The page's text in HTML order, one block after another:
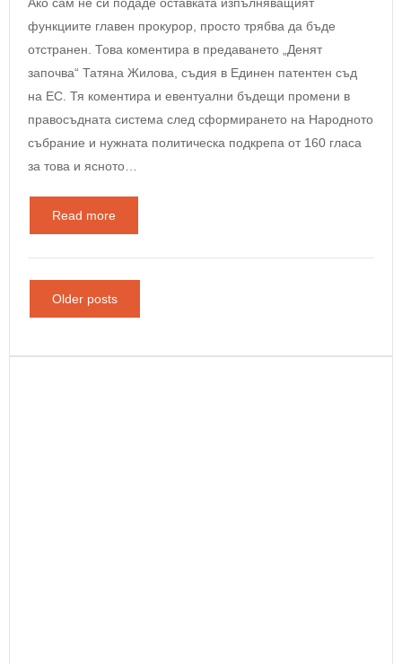
функциите главен прокурор, просто трябва да бъде
отстранен. Това коментира в предаването „Денят
започва“ Татяна Жилова, съдия в Единен патентен съд
на ЕС. Тя коментира и евентуални бъдещи промени в
правосъдната система след сформирането на Народното
събрание и нужната политическа подкрепа от 160 гласа
за това и ясното…
Read more
Older posts